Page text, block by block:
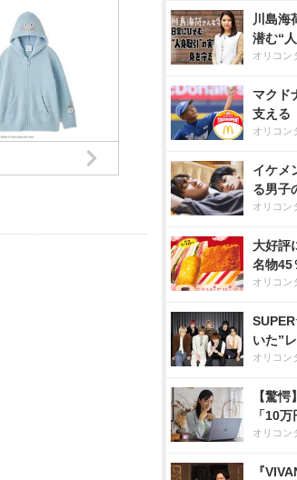
川島海
潜む“
オリコン
マクド
支える
オリコン
イケメ
る男子
オリコン
大好評
名物45
オリコン
いた”
オリコン
【驚
「10
オリコン
『